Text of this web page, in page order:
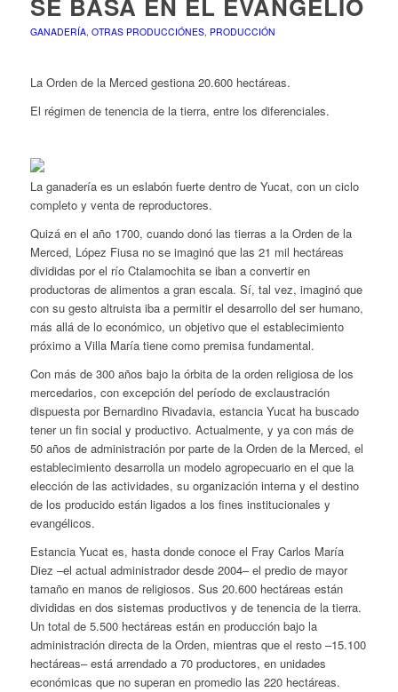
GANADERÍA, OTRAS PRODUCCIÓNES, PRODUCCIÓN
La Orden de la Merced gestiona 20.600 hectáreas.
El régimen de tenencia de la tierra, entre los diferenciales.
La ganadería es un eslabón fuerte dentro de Yucat, con un ciclo
completo y venta de reproductores.
Quizá en el año 1700, cuando donó las tierras a la Orden de la
Merced, López Fiusa no se imaginó que las 21 mil hectáreas
divididas por el río Ctalamochita se iban a convertir en
productoras de alimentos a gran escala. Sí, tal vez, imaginó que
con su gesto altruista iba a permitir el desarrollo del ser humano,
más allá de lo económico, un objetivo que el establecimiento
próximo a Villa María tiene como premisa fundamental.
Con más de 300 años bajo la órbita de la orden religiosa de los
mercedarios, con excepción del período de exclaustración
dispuesta por Bernardino Rivadavia, estancia Yucat ha buscado
tener un fin social y productivo. Actualmente, y ya con más de
50 años de administración por parte de la Orden de la Merced, el
establecimiento desarrolla un modelo agropecuario en el que la
elección de las actividades, su organización interna y el destino
de los producido están ligados a los fines institucionales y
evangélicos.
Estancia Yucat es, hasta donde conoce el Fray Carlos María
Diez –el actual administrador desde 2004– el predio de mayor
tamaño en manos de religiosos. Sus 20.600 hectáreas están
divididas en dos sistemas productivos y de tenencia de la tierra.
Un total de 5.500 hectáreas están en producción bajo la
administración directa de la Orden, mientras que el resto –15.100
hectáreas– está arrendado a 70 productores, en unidades
económicas que no superan en promedio las 220 hectáreas.